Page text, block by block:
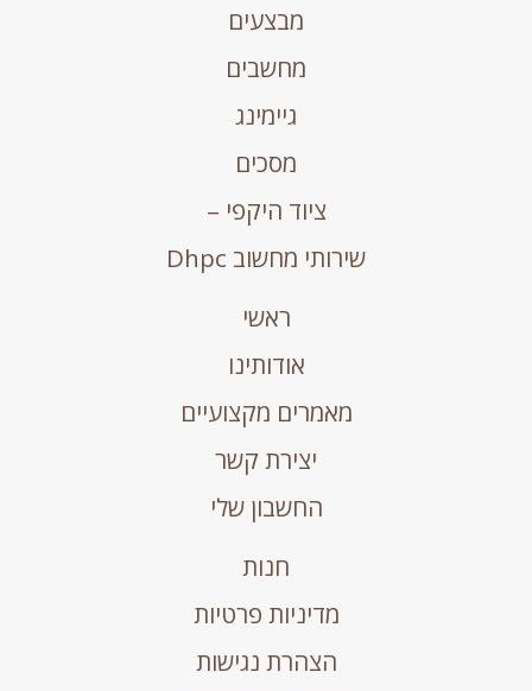
מבצעים
מחשבים
גיימינג
מסכים
ציוד היקפי –
שירותי מחשוב Dhpc
ראשי
אודותינו
מאמרים מקצועיים
יצירת קשר
החשבון שלי
חנות
מדיניות פרטיות
הצהרת נגישות